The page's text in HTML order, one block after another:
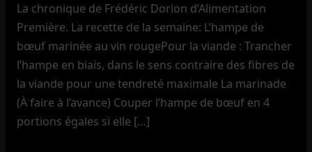
La chronique de Frédéric Dorion d’Alimentation
Première. La recette de la semaine: L’hampe de
bœuf marinée au vin rougePour la viande : Trancher
l’hampe en biais, dans le sens contraire des fibres de
la viande pour une tendreté maximale La marinade
(À faire à l’avance) Couper l’hampe de bœuf en 4
portions égales si elle […]